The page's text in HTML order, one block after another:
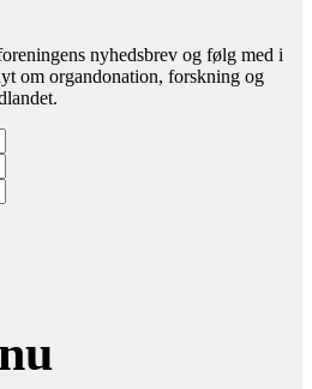
nyhedsbrev og følg med i
om organdonation, forskning og